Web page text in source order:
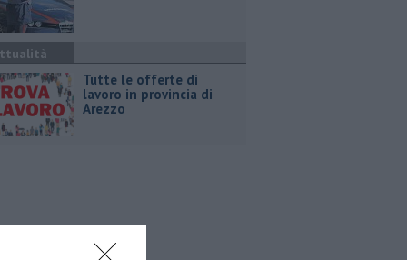
​Tutte le offerte di
lavoro in provincia di
Arezzo